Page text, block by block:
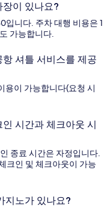
이 있나요?
입니다. 주차 대행 비용은 1
가능합니다.
셔틀 서비스를 제공
이 가능합니다(요청 시
시간과 체크아웃 시
종료 시간은 자정입니다.
크인 및 체크아웃이 가능
지노가 있나요?